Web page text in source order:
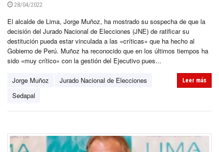
28/04/2022
El alcalde de Lima, Jorge Muñoz, ha mostrado su sospecha de que la
decisión del Jurado Nacional de Elecciones (JNE) de ratificar su
destitución pueda estar vinculada a las «críticas» que ha hecho al
Gobierno de Perú. Muñoz ha reconocido que en los últimos tiempos ha
sido «muy crítico» con la gestión del Ejecutivo pues...
Jorge Muñoz
Jurado Nacional de Elecciones
Sedapal
Leer más